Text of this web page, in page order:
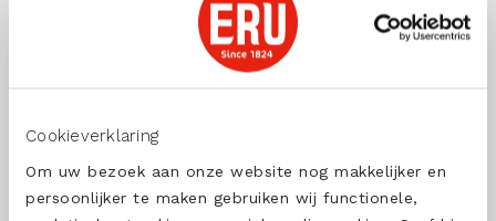
Cookieverklaring
Om uw bezoek aan onze website nog makkelijker en
persoonlijker te maken gebruiken wij functionele,
Wil jij de lekkerste recepten met
onze ERU kazen ontvangen?
Schrijf je dan nu in!